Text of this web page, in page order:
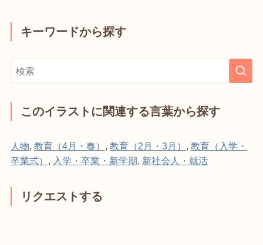
キーワードから探す
このイラストに関連する言葉から探す
人物 教育（4月・春） 教育（2月・3月）
教育（入学・
卒業式）
入学・卒業・新学期 新社会人・就活
リクエストする